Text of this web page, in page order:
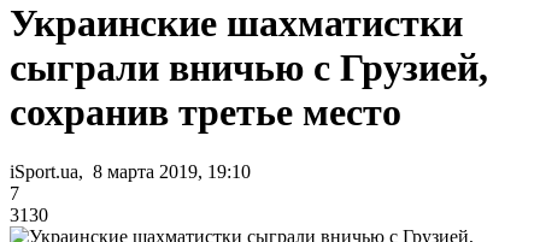
Украинские шахматистки
сыграли вничью с Грузией,
сохранив третье место
iSport.ua, 8 марта 2019, 19:10
7
3130